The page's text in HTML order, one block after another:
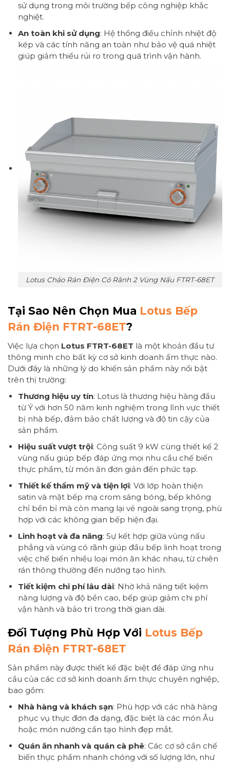
sử dụng trong môi trường bếp công nghiệp khắc
nghiệt.
An toàn khi sử dụng: Hệ thống điều chỉnh nhiệt độ
kép và các tính năng an toàn như bảo vệ quá nhiệt
giúp giảm thiểu rủi ro trong quá trình vận hành.
Lotus Chảo Rán Điện Có Rãnh 2 Vùng Nấu FTRT-68ET
Tại Sao Nên Chọn Mua Lotus Bếp
Rán Điện FTRT-68ET?
Việc lựa chọn Lotus FTRT-68ET là một khoản đầu tư
thông minh cho bất kỳ cơ sở kinh doanh ẩm thực nào.
Dưới đây là những lý do khiến sản phẩm này nổi bật
trên thị trường:
Thương hiệu uy tín: Lotus là thương hiệu hàng đầu
từ Ý với hơn 50 năm kinh nghiệm trong lĩnh vực thiết
bị nhà bếp, đảm bảo chất lượng và độ tin cậy của
sản phẩm.
Hiệu suất vượt trội: Công suất 9 kW cùng thiết kế 2
vùng nấu giúp bếp đáp ứng mọi nhu cầu chế biến
thực phẩm, từ món ăn đơn giản đến phức tạp.
Thiết kế thẩm mỹ và tiện lợi: Với lớp hoàn thiện
satin và mặt bếp mạ crom sáng bóng, bếp không
chỉ bền bỉ mà còn mang lại vẻ ngoài sang trọng, phù
hợp với các không gian bếp hiện đại.
Linh hoạt và đa năng: Sự kết hợp giữa vùng nấu
phẳng và vùng có rãnh giúp đầu bếp linh hoạt trong
việc chế biến nhiều loại món ăn khác nhau, từ chiên
rán thông thường đến nướng tạo hình.
Tiết kiệm chi phí lâu dài: Nhờ khả năng tiết kiệm
năng lượng và độ bền cao, bếp giúp giảm chi phí
vận hành và bảo trì trong thời gian dài.
Đối Tượng Phù Hợp Với Lotus Bếp
Rán Điện FTRT-68ET
Sản phẩm này được thiết kế đặc biệt để đáp ứng nhu
cầu của các cơ sở kinh doanh ẩm thực chuyên nghiệp,
bao gồm:
Nhà hàng và khách sạn: Phù hợp với các nhà hàng
phục vụ thực đơn đa dạng, đặc biệt là các món Âu
hoặc món nướng cần tạo hình đẹp mắt.
Quán ăn nhanh và quán cà phê: Các cơ sở cần chế
biến thực phẩm nhanh chóng với số lượng lớn, như